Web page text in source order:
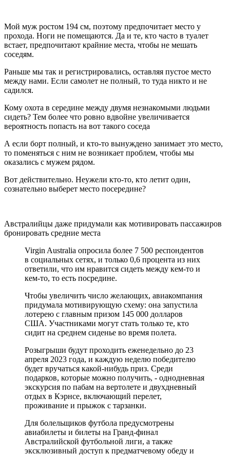
Мой муж ростом 194 см, поэтому предпочитает место у
прохода. Ноги не помещаются. Да и те, кто часто в туалет
встает, предпочитают крайние места, чтобы не мешать
соседям.
Раньше мы так и регистрировались, оставляя пустое место
между нами. Если самолет не полный, то туда никто и не
садился.
Кому охота в середине между двумя незнакомыми людьми
сидеть? Тем более что ровно вдвойне увеличивается
вероятность попасть на вот такого соседа
А если борт полный, и кто-то вынуждено занимает это место,
то поменяться с ним не возникает проблем, чтобы мы
оказались с мужем рядом.
Вот действительно. Неужели кто-то, кто летит один,
сознательно выберет место посередине?
Австралийцы даже придумали как мотивировать пассажиров
бронировать средние места
Virgin Australia опросила более 7 500 респондентов
в социальных сетях, и только 0,6 процента из них
ответили, что им нравится сидеть между кем-то и
кем-то, то есть посредине.
Чтобы увеличить число желающих, авиакомпания
придумала мотивирующую схему: она запустила
лотерею с главным призом 145 000 долларов
США. Участниками могут стать только те, кто
сидит на среднем сиденье во время полета.
Розыгрыши будут проходить еженедельно до 23
апреля 2023 года, и каждую неделю победителю
будет вручаться какой-нибудь приз. Среди
подарков, которые можно получить, - однодневная
экскурсия по пабам на вертолете и двухдневный
отдых в Кэрнсе, включающий перелет,
проживание и прыжок с тарзанки.
Для болельщиков футбола предусмотрены
авиабилеты и билеты на Гранд-финал
Австралийской футбольной лиги, а также
эксклюзивный доступ к предматчевому обеду и